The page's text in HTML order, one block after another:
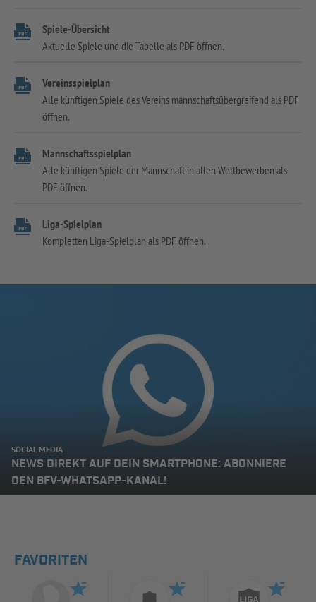
Spiele-Übersicht
Aktuelle Spiele und die Tabelle als PDF öffnen.
Vereinsspielplan
Alle künftigen Spiele des Vereins mannschaftsübergreifend als PDF
öffnen.
Mannschaftsspielplan
Alle künftigen Spiele der Mannschaft in allen Wettbewerben als
PDF öffnen.
Liga-Spielplan
Kompletten Liga-Spielplan als PDF öffnen.
SOCIAL MEDIA
NEWS DIREKT AUF DEIN SMARTPHONE: ABONNIERE
DEN BFV-WHATSAPP-KANAL!
FAVORITEN